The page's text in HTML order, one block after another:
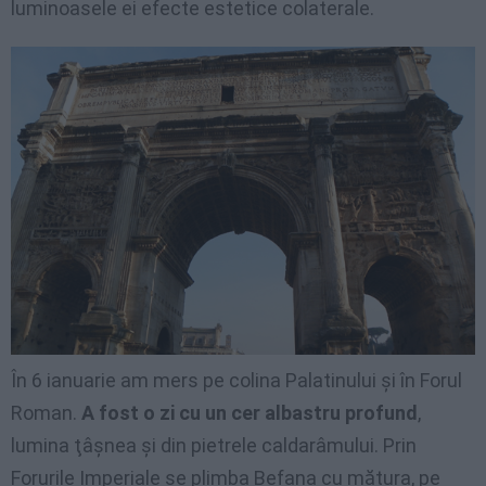
luminoasele ei efecte estetice colaterale.
În 6 ianuarie am mers pe colina Palatinului şi în Forul
Roman. A fost o zi cu un cer albastru profund ,
lumina ţâşnea şi din pietrele caldarâmului. Prin
Forurile Imperiale se plimba Befana cu mătura, pe